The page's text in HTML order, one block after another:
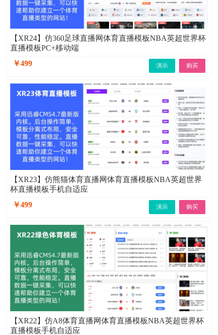
【XR24】仿360足球直播网体育直播模板NBA英超世界杯
直播模板PC+移动端
￥499
购买
演示
【XR23】仿熊猫体育直播网体育直播模板NBA英超世界
杯直播模板手机自适应
￥499
购买
演示
【XR22】仿A8体育直播网体育直播模板NBA英超世界杯
直播模板手机自适应